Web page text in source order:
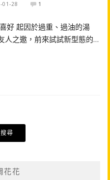
01-28 1
好 起因於過重、過油的湯
人之邀，前來試試新型態的…
花花